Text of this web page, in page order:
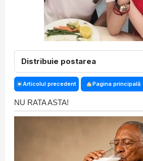
Distribuie postarea
Articolul precedent Pagina principală